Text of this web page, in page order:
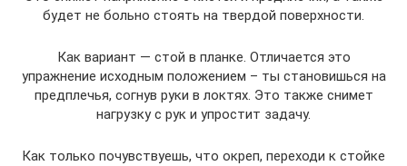
будет не больно стоять на твердой поверхности.
Как вариант — стой в планке. Отличается это
упражнение исходным положением – ты становишься на
предплечья, согнув руки в локтях. Это также снимет
нагрузку с рук и упростит задачу.
Как только почувствуешь, что окреп, переходи к стойке